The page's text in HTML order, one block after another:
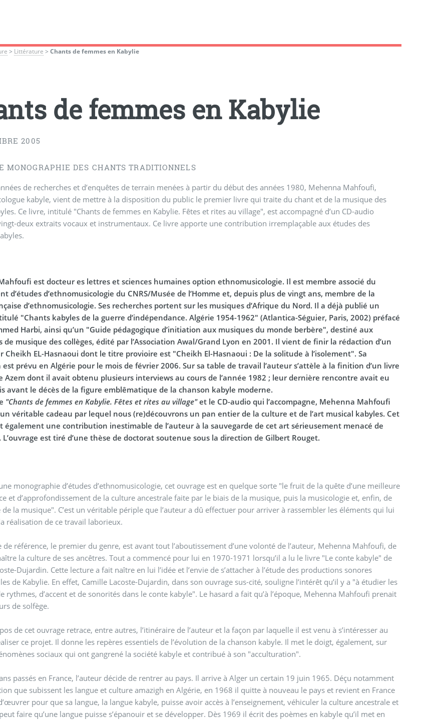
> Littérature >Chants de femmes en Kabylie
de femmes en Kabylie
2005
MONOGRAPHIE DES CHANTS TRADITIONNELS
de recherches et d’enquêtes de terrain menées à partir du début des années 1980, Mehenna Mahfoufi,
kabyle, vient de mettre à la disposition du public le premier livre qui traite du chant et de la musique des
Ce livre, intitulé "Chants de femmes en Kabylie. Fêtes et rites au village", est accompagné d’un CD-audio
deux extraits vocaux et instrumentaux. Ce livre apporte une contribution irremplaçable aux études des
est docteur es lettres et sciences humaines option ethnomusicologie. Il est membre associé du
d’études d’ethnomusicologie du CNRS/Musée de l’Homme et, depuis plus de vingt ans, membre de la
d’ethnomusicologie. Ses recherches portent sur les musiques d’Afrique du Nord. Il a déjà publié un
"Chants kabyles de la guerre d’indépendance. Algérie 1954-1962" (Atlantica-Séguier, Paris, 2002) préfacé
Harbi, ainsi qu’un "Guide pédagogique d’initiation aux musiques du monde berbère", destiné aux
de musique des collèges, édité par l’Association Awal/Grand Lyon en 2001. Il vient de finir la rédaction d’un
Cheikh EL-Hasnaoui dont le titre provioire est "Cheikh El-Hasnaoui : De la solitude à l’isolement". Sa
prévu en Algérie pour le mois de février 2006. Sur sa table de travail l’auteur s’attèle à la finition d’un livre
Azem dont il avait obtenu plusieurs interviews au cours de l’année 1982 ; leur dernière rencontre avait eu
avant le décès de la figure emblêmatique de la chanson kabyle moderne.
"Chants de femmes en Kabylie. Fêtes et rites au village"et le CD-audio qui l’accompagne, Mehenna Mahfoufi
véritable cadeau par lequel nous (re)découvrons un pan entier de la culture et de l’art musical kabyles. Cet
également une contribution inestimable de l’auteur à la sauvegarde de cet art sérieusement menacé de
est tiré d’une thèse de doctorat soutenue sous la direction de Gilbert Rouget.
monographie d’études d’ethnomusicologie, cet ouvrage est en quelque sorte "le fruit de la quête d’une meilleure
de la culture ancestrale faite par le biais de la musique, puis la musicologie et, enfin, de
de la musique". C’est un véritable périple que l’auteur a dû effectuer pour arriver à rassembler les éléments qui lui
réalisation de ce travail laborieux.
de référence, le premier du genre, est avant tout l’aboutissement d’une volonté de l’auteur, Mehenna Mahfoufi, de
la culture de ses ancêtres. Tout a commencé pour lui en 1970-1971 lorsqu’il a lu le livre "Le conte kabyle" de
Dujardin. Cette lecture a fait naître en lui l’idée et l’envie de s’attacher à l’étude des productions sonores
de Kabylie. En effet, Camille Lacoste-Dujardin, dans son ouvrage sus-cité, souligne l’intérêt qu’il y a "à étudier les
rythmes, d’accent et de sonorités dans le conte kabyle". Le hasard a fait qu’à l’époque, Mehenna Mahfoufi prenait
de solfège.
de cet ouvrage retrace, entre autres, l’itinéraire de l’auteur et la façon par laquelle il est venu à s’intéresser au
ce projet. Il donne les repères essentiels de l’évolution de la chanson kabyle. Il met le doigt, également, sur
sociaux qui ont gangrené la société kabyle et contribué à son "acculturation".
passés en France, l’auteur décide de rentrer au pays. Il arrive à Alger un certain 19 juin 1965. Déçu notamment
que subissent les langue et culture amazigh en Algérie, en 1968 il quitte à nouveau le pays et revient en France
pour que sa langue, la langue kabyle, puisse avoir accès à l’enseignement, véhiculer la culture ancestrale et
faire qu’une langue puisse s’épanouir et se développer. Dès 1969 il écrit des poèmes en kabyle qu’il met en